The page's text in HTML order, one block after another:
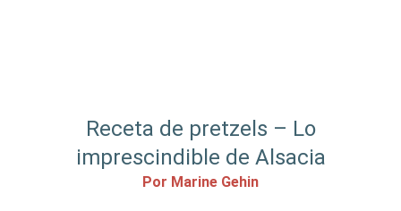
Receta de pretzels – Lo
imprescindible de Alsacia
Por Marine Gehin